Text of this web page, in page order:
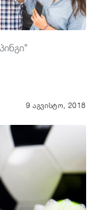
9 აგვისტო, 2018